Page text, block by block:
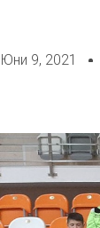
Юни 9, 2021